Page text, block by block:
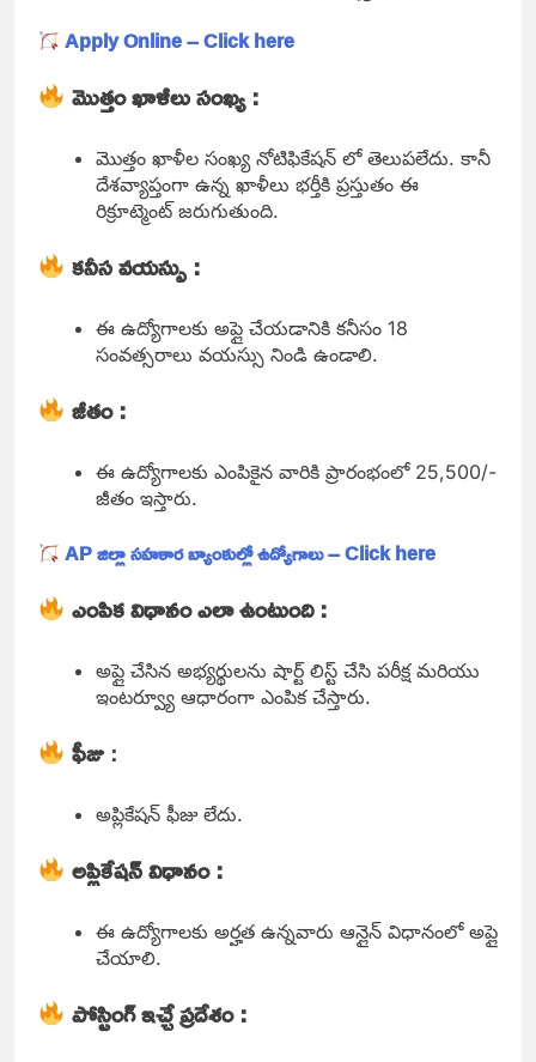
Apply Online – Click here
మొత్తం ఖాళీలు సంఖ్య :
మొత్తం ఖాళీల సంఖ్య నోటిఫికేషన్ లో తెలుపలేదు. కానీ
దేశవ్యాప్తంగా ఉన్న ఖాళీలు భర్తీకి ప్రస్తుతం ఈ
రిక్రూట్మెంట్ జరుగుతుంది.
కనీస వయస్సు :
ఈ ఉద్యోగాలకు అప్లై చేయడానికి కనీసం 18
సంవత్సరాలు వయస్సు నిండి ఉండాలి.
జీతం :
ఈ ఉద్యోగాలకు ఎంపికైన వారికి ప్రారంభంలో 25,500/-
జీతం ఇస్తారు.
AP జిల్లా సహకార బ్యాంకుల్లో ఉద్యోగాలు – Click here
ఎంపిక విధానం ఎలా ఉంటుంది :
అప్లై చేసిన అభ్యర్థులను షార్ట్ లిస్ట్ చేసి పరీక్ష మరియు
ఇంటర్వ్యూ ఆధారంగా ఎంపిక చేస్తారు.
ఫీజు:
అప్లికేషన్ ఫీజు లేదు.
అప్లికేషన్ విధానం :
ఈ ఉద్యోగాలకు అర్హత ఉన్నవారు ఆన్లైన్ విధానంలో అప్లై
చేయాలి.
పోస్టింగ్ ఇచ్చే ప్రదేశం :